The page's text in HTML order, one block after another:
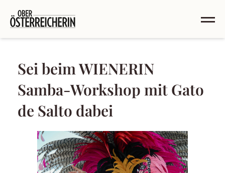
Sei beim WIENERIN
Samba-Workshop mit Gato
de Salto dabei